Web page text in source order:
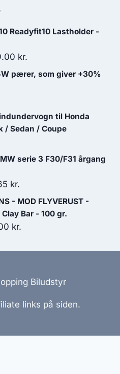
66.45 kr..
Readyfit10 Lastholder -
kr..
kr.
aktuelle
699.00 kr..
pærer, som giver +30%
til Honda
/ Sedan / Coupe
serie 3 F30/F31 årgang
kr.
aktuelle
pris
- MOD FLYVERUST -
Bar - 100 gr.
kr..
kr.
pris
230.00 kr..
Biludstyr
links på siden.